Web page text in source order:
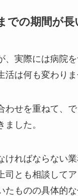
での期間が長
、実際には病院
活は何も変わりま
わせを重ねて、
した。
ければならない
司とも相談して
たものの具体的